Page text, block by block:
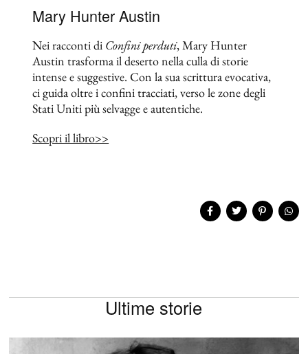
Mary Hunter Austin
Nei racconti di Confini perduti, Mary Hunter
Austin trasforma il deserto nella culla di storie
intense e suggestive. Con la sua scrittura evocativa,
ci guida oltre i confini tracciati, verso le zone degli
Stati Uniti più selvagge e autentiche.
Scopri il libro>>
Ultime storie